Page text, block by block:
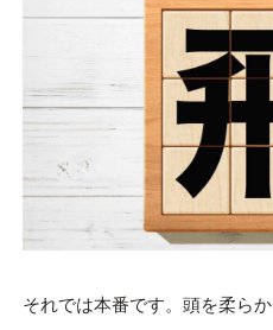
それでは本番です。頭を柔ら